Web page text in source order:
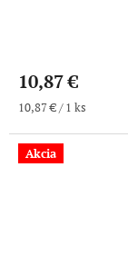
10,87 €
Jednotková
10,87 € / 1 ks
Akcia